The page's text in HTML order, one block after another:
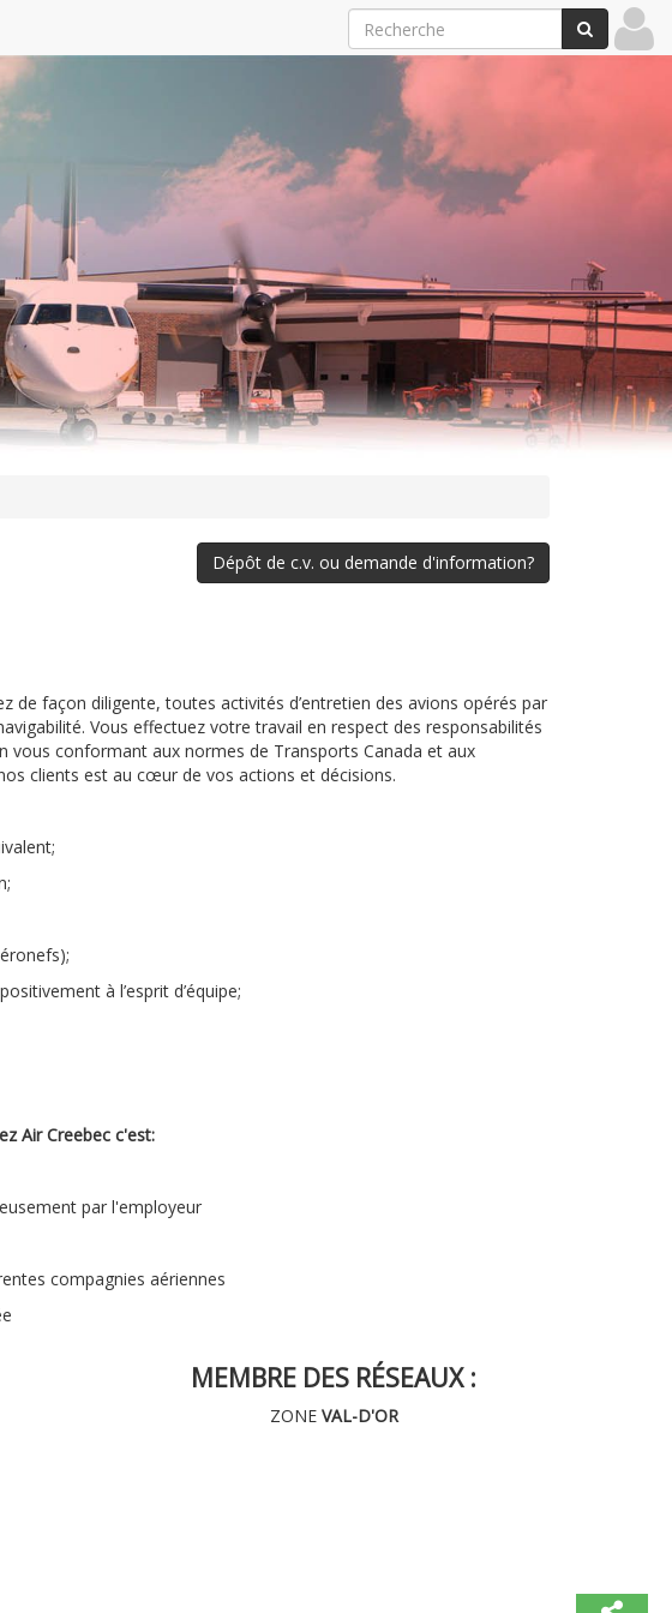
Dépôt de c.v. ou demande d'information?
de façon diligente, toutes activités d’entretien des avions opérés par
Vous effectuez votre travail en respect des responsabilités
vous conformant aux normes de Transports Canada et aux
clients est au cœur de vos actions et décisions.
à l’esprit d’équipe;
Air Creebec c'est:
par l'employeur
compagnies aériennes
MEMBRE DES RÉSEAUX :
ZONE VAL-D'OR